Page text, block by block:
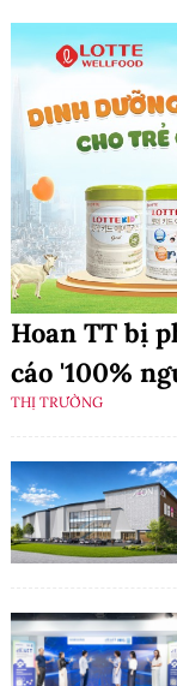
Hoan TT bị
cáo '100%
THỊ TRƯỜNG